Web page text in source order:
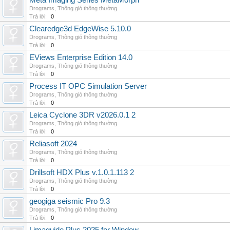
Drograms Thông gió thông thường
Trả lời:
0
Clearedge3d EdgeWise 5.10.0
Drograms Thông gió thông thường
Trả lời:
0
EViews Enterprise Edition 14.0
Drograms Thông gió thông thường
Trả lời:
0
Process IT OPC Simulation Server
Drograms Thông gió thông thường
Trả lời:
0
Leica Cyclone 3DR v2026.0.1 2
Drograms Thông gió thông thường
Trả lời:
0
Reliasoft 2024
Drograms Thông gió thông thường
Trả lời:
0
Drillsoft HDX Plus v.1.0.1.113 2
Drograms Thông gió thông thường
Trả lời:
0
geogiga seismic Pro 9.3
Drograms Thông gió thông thường
Trả lời:
0